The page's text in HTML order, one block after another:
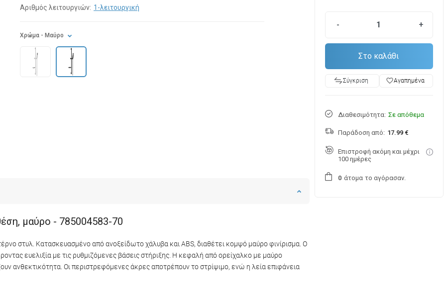
Αριθμός λειτουργιών: 1-λειτουργική
Χρώμα - Μαύρο
μαύρο - 785004583-70
στυλ. Κατασκευασμένο από ανοξείδωτο χάλυβα και ABS, διαθέτει κομψό μαύρο φινίρισμα. Ο
ευελιξία με τις ρυθμιζόμενες βάσεις στήριξης. Η κεφαλή από ορείχαλκο με μαύρο
ανθεκτικότητα. Οι περιστρεφόμενες άκρες αποτρέπουν το στρίψιμο, ενώ η λεία επιφάνεια
- +
Στο καλάθι
Σύγκριση favorite_borderΑγαπημένα
Διαθεσιμότητα: Σε απόθεμα
Παράδοση από: 17.99 €
Επιστροφή ακόμη και μέχρι
100 ημέρες
0 άτομα το αγόρασαν.